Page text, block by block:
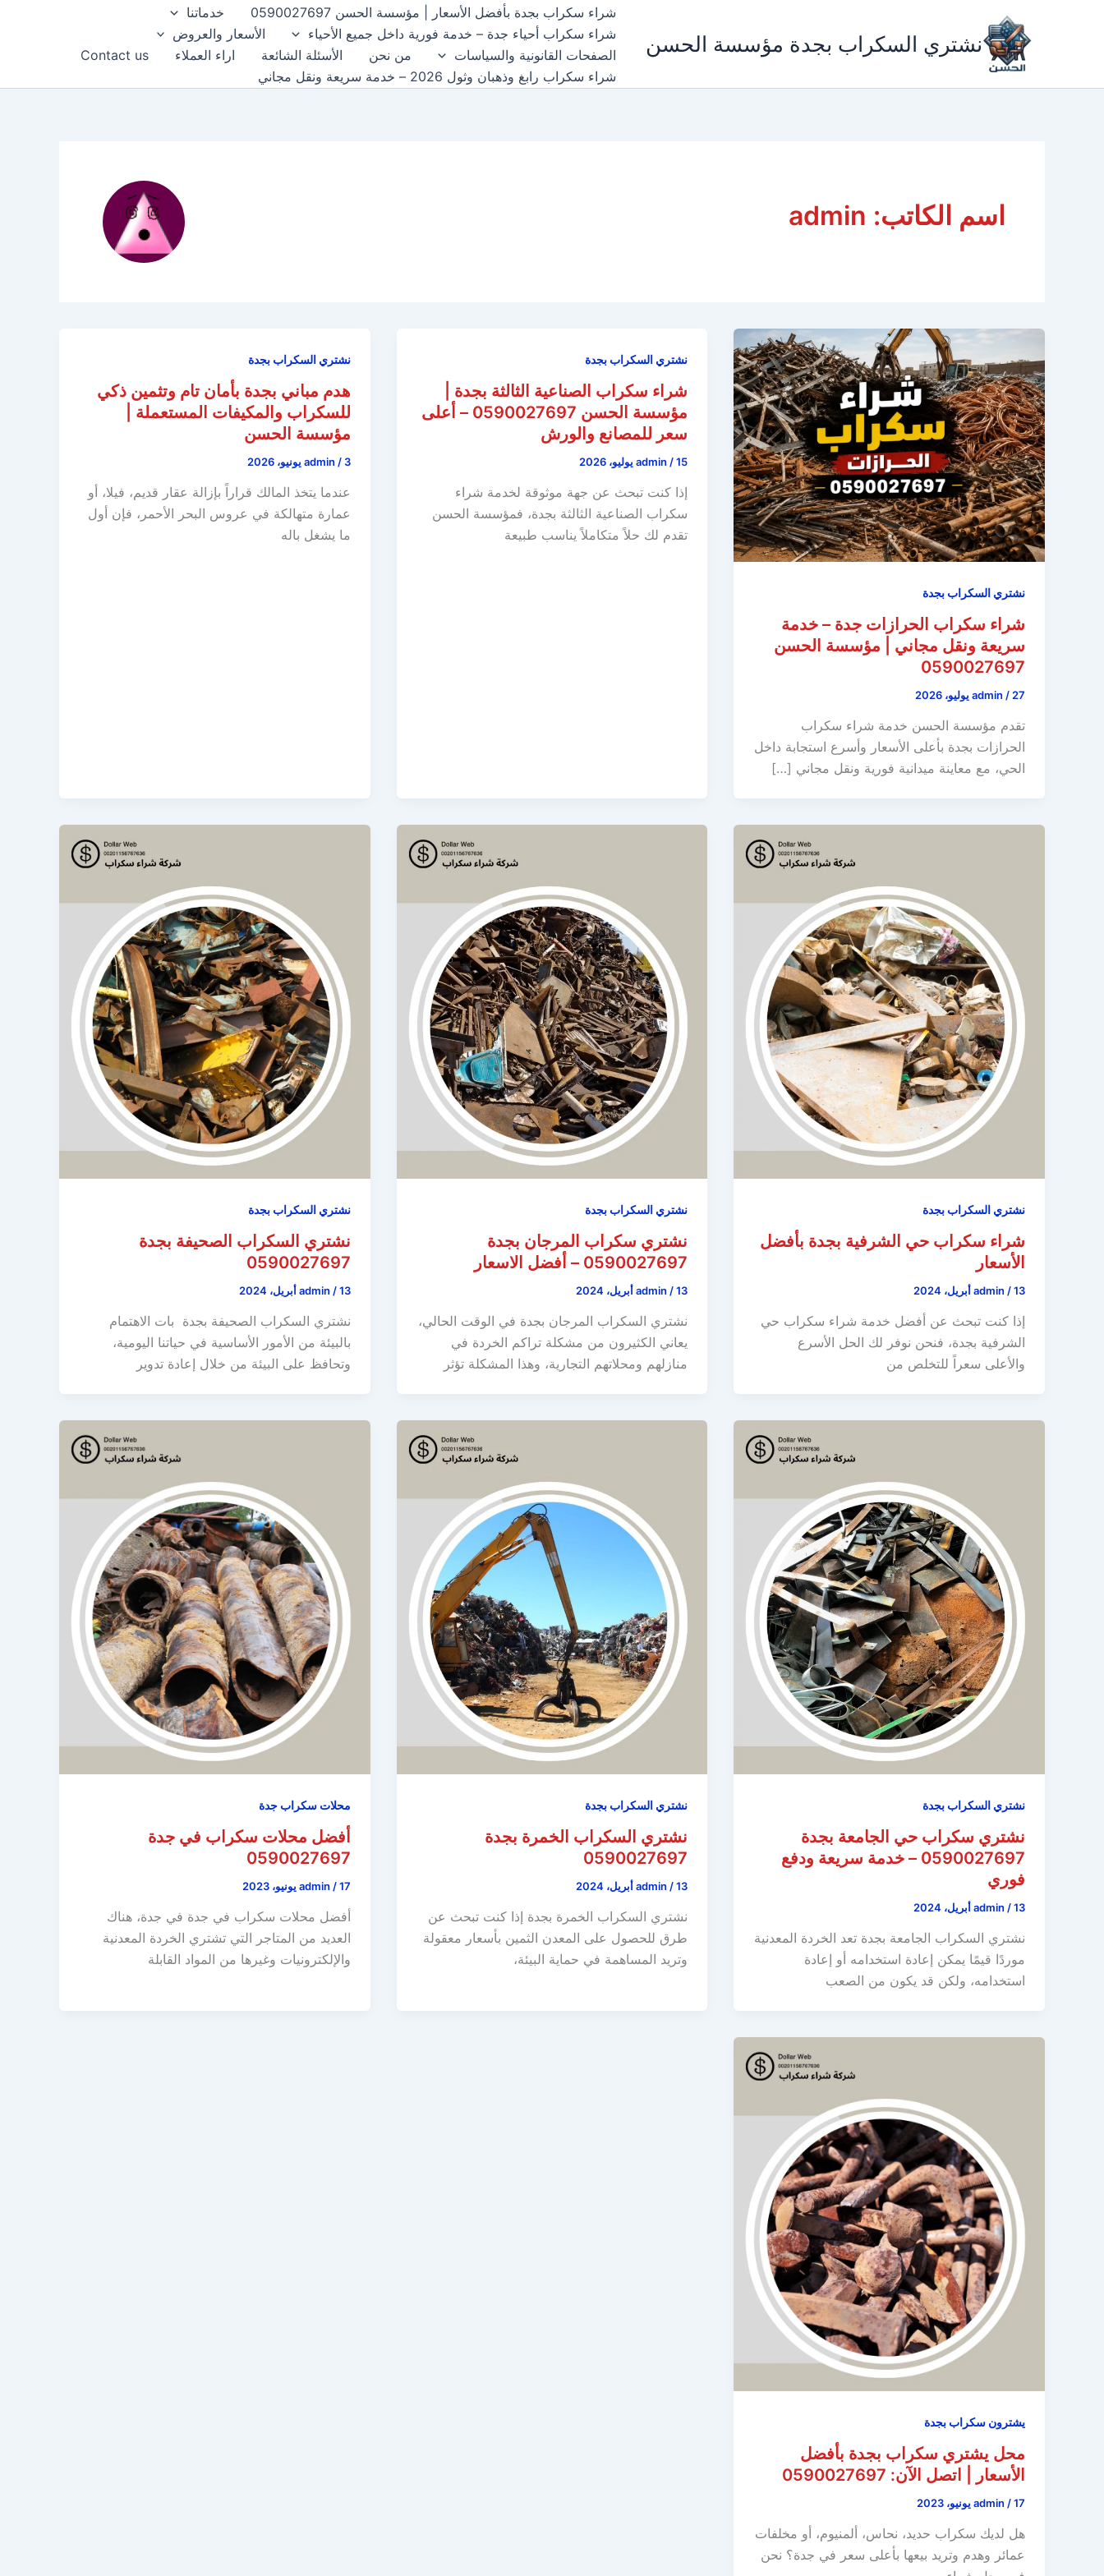
نشتري السكراب بجدة مؤسسة الحسن
شراء سكراب بجدة بأفضل الأسعار | مؤسسة الحسن 0590027697
خدماتنا
شراء سكراب أحياء جدة – خدمة فورية داخل جميع الأحياء
الأسعار والعروض
الصفحات القانونية والسياسات
من نحن الأسئلة الشائعة اراء العملاء
Contact us
شراء سكراب رابغ وذهبان وثول 2026 – خدمة سريعة ونقل مجاني
اسم الكاتب: admin
نشتري السكراب بجدة
شراء سكراب الحرازات جدة – خدمة
سريعة ونقل مجاني | مؤسسة الحسن
0590027697
admin / 27 يوليو، 2026
تقدم مؤسسة الحسن خدمة شراء سكراب
الحرازات بجدة بأعلى الأسعار وأسرع استجابة داخل
الحي، مع معاينة ميدانية فورية ونقل مجاني […]
نشتري السكراب بجدة
شراء سكراب الصناعية الثالثة بجدة |
مؤسسة الحسن 0590027697 – أعلى
سعر للمصانع والورش
admin /15 يوليو، 2026
إذا كنت تبحث عن جهة موثوقة لخدمة شراء
سكراب الصناعية الثالثة بجدة، فمؤسسة الحسن
تقدم لك حلاً متكاملاً يناسب طبيعة
نشتري السكراب بجدة
هدم مباني بجدة بأمان تام وتثمين ذكي
للسكراب والمكيفات المستعملة |
مؤسسة الحسن
admin / 3 يونيو، 2026
عندما يتخذ المالك قراراً بإزالة عقار قديم، فيلا، أو
عمارة متهالكة في عروس البحر الأحمر، فإن أول
ما يشغل باله
نشتري السكراب بجدة
شراء سكراب حي الشرفية بجدة بأفضل
الأسعار
admin /13 أبريل، 2024
إذا كنت تبحث عن أفضل خدمة شراء سكراب حي
الشرفية بجدة، فنحن نوفر لك الحل الأسرع
والأعلى سعراً للتخلص من
نشتري السكراب بجدة
نشتري سكراب المرجان بجدة
0590027697 – أفضل الاسعار
admin /13 أبريل، 2024
نشتري السكراب المرجان بجدة في الوقت الحالي،
يعاني الكثيرون من مشكلة تراكم الخردة في
منازلهم ومحلاتهم التجارية، وهذا المشكلة تؤثر
نشتري السكراب بجدة
نشتري السكراب الصحيفة بجدة
0590027697
admin /13 أبريل، 2024
نشتري السكراب الصحيفة بجدة بات الاهتمام
بالبيئة من الأمور الأساسية في حياتنا اليومية،
وتحافظ على البيئة من خلال إعادة تدوير
نشتري السكراب بجدة
نشتري سكراب حي الجامعة بجدة
0590027697 – خدمة سريعة ودفع
فوري
admin /13 أبريل، 2024
نشتري السكراب الجامعة بجدة تعد الخردة المعدنية
موردًا قيمًا يمكن إعادة استخدامه أو إعادة
استخدامه، ولكن قد يكون من الصعب
نشتري السكراب بجدة
نشتري السكراب الخمرة بجدة
0590027697
admin /13 أبريل، 2024
نشتري السكراب الخمرة بجدة إذا كنت تبحث عن
طرق للحصول على المعدن الثمين بأسعار معقولة
وتريد المساهمة في حماية البيئة،
محلات سكراب جدة
أفضل محلات سكراب في جدة
0590027697
admin /17 يونيو، 2023
أفضل محلات سكراب في جدة في جدة، هناك
العديد من المتاجر التي تشتري الخردة المعدنية
والإلكترونيات وغيرها من المواد القابلة
يشترون سكراب بجدة
محل يشتري سكراب بجدة بأفضل
الأسعار | اتصل الآن: 0590027697
admin /17 يونيو، 2023
هل لديك سكراب حديد، نحاس، ألمنيوم، أو مخلفات
عمائر وهدم وتريد بيعها بأعلى سعر في جدة؟ نحن